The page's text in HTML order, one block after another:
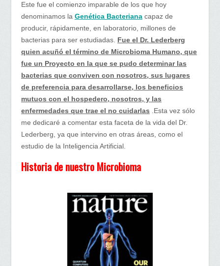
Este fue el comienzo imparable de los que hoy
denominamos la Genética Bacteriana capaz de
producir, rápidamente, en laboratorio, millones de
bacterias para ser estudiadas. Fue el Dr. Lederberg
quien acuñó el término de Microbioma Humano, que
fue un Proyecto en la que se pudo determinar las
bacterias que conviven con nosotros, sus lugares
de preferencia para desarrollarse, los beneficios
mutuos con el hospedero, nosotros, y las
enfermedades que trae el no cuidarlas .Esta vez sólo
me dedicaré a comentar esta faceta de la vida del Dr.
Lederberg, ya que intervino en otras áreas, como el
estudio de la Inteligencia Artificial.
Historia de nuestro Microbioma